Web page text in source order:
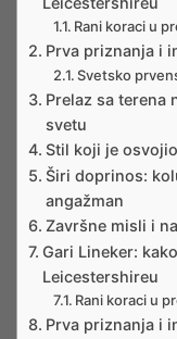
Rani koraci u
Prva priznanja i
Svetsko
Prelaz sa terena
svetu
Stil koji je
Širi doprinos:
angažman
Završne misli i
Gari Lineker:
Leicestershireu
Rani koraci u
Prva priznanja i